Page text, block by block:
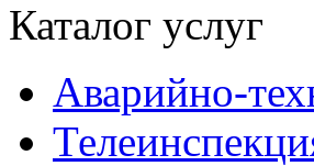
Каталог услуг
Аварийно-